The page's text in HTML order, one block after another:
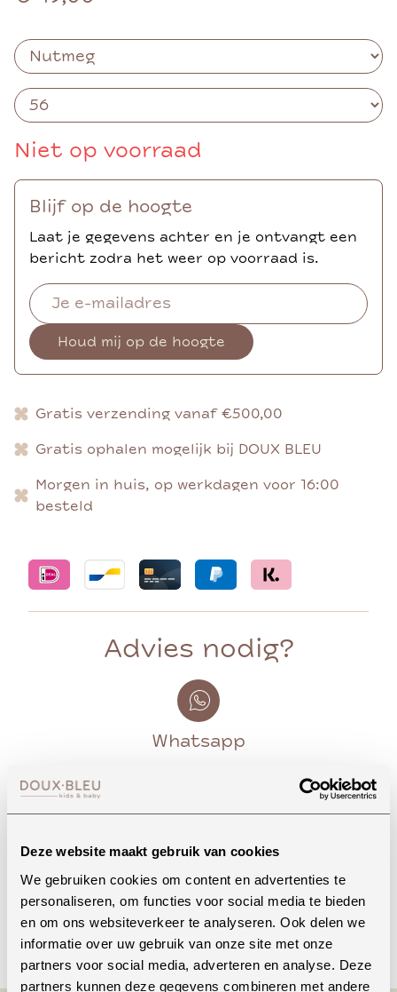
Deze website maakt gebruik van cookies
We gebruiken cookies om content en advertenties te
personaliseren, om functies voor social media te bieden
en om ons websiteverkeer te analyseren. Ook delen we
informatie over uw gebruik van onze site met onze
partners voor social media, adverteren en analyse. Deze
partners kunnen deze gegevens combineren met andere
Niet op voorraad
Blijf op de hoogte
Laat je gegevens achter en je ontvangt een
bericht zodra het weer op voorraad is.
Houd mij op de hoogte
Gratis verzending vanaf €500,00
Gratis ophalen mogelijk bij DOUX BLEU
Morgen in huis, op werkdagen voor 16:00
besteld
Advies nodig?
Whatsapp
Bekijk openingstijden
Bellen